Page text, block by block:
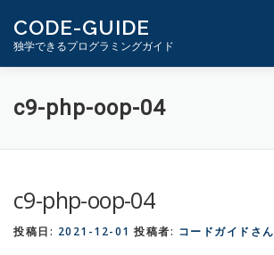
ン
CODE-GUIDE
独学できるプログラミングガイド
１分動画とテキスト
c9-php-oop-04
c9-php-oop-04
投稿日: 2021-12-01 投稿者: コードガイドさん